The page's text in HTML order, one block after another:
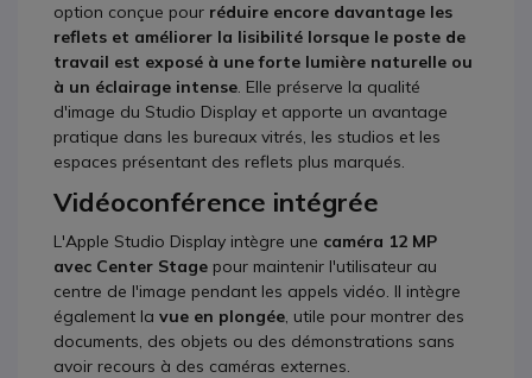
option conçue pour réduire encore davantage les
reflets et améliorer la lisibilité lorsque le poste de
travail est exposé à une forte lumière naturelle ou
à un éclairage intense. Elle préserve la qualité
d'image du Studio Display et apporte un avantage
pratique dans les bureaux vitrés, les studios et les
espaces présentant des reflets plus marqués.
Vidéoconférence intégrée
L'Apple Studio Display intègre une caméra 12 MP
avec Center Stage pour maintenir l'utilisateur au
centre de l'image pendant les appels vidéo. Il intègre
également la vue en plongée, utile pour montrer des
documents, des objets ou des démonstrations sans
avoir recours à des caméras externes.